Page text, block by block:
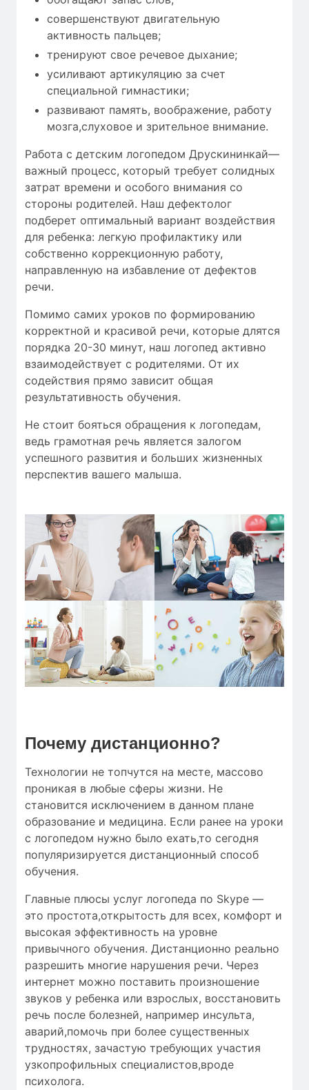
совершенствуют двигательную
активность пальцев;
тренируют свое речевое дыхание;
усиливают артикуляцию за счет
специальной гимнастики;
развивают память, воображение, работу
мозга,слуховое и зрительное внимание.
Работа с детским логопедом Друскининкай—
важный процесс, который требует солидных
затрат времени и особого внимания со
стороны родителей. Наш дефектолог
подберет оптимальный вариант воздействия
для ребенка: легкую профилактику или
собственно коррекционную работу,
направленную на избавление от дефектов
речи.
Помимо самих уроков по формированию
корректной и красивой речи, которые длятся
порядка 20-30 минут, наш логопед активно
взаимодействует с родителями. От их
содействия прямо зависит общая
результативность обучения.
Не стоит бояться обращения к логопедам,
ведь грамотная речь является залогом
успешного развития и больших жизненных
перспектив вашего малыша.
Почему дистанционно?
Технологии не топчутся на месте, массово
проникая в любые сферы жизни. Не
становится исключением в данном плане
образование и медицина. Если ранее на уроки
с логопедом нужно было ехать,то сегодня
популяризируется дистанционный способ
обучения.
Главные плюсы услуг логопеда по Skype —
это простота,открытость для всех, комфорт и
высокая эффективность на уровне
привычного обучения. Дистанционно реально
разрешить многие нарушения речи. Через
интернет можно поставить произношение
звуков у ребенка или взрослых, восстановить
речь после болезней, например инсульта,
аварий,помочь при более существенных
трудностях, зачастую требующих участия
узкопрофильных специалистов,вроде
психолога.